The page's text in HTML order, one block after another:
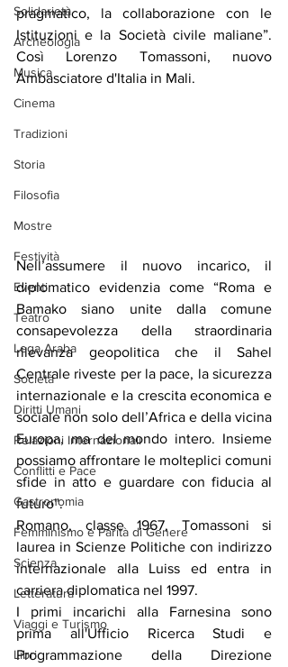
Solidarietà
Archeologia
Musica
Cinema
Tradizioni
Storia
Filosofia
Mostre
Festività
Eventi
Teatro
Lega Araba
Società
Diritti Umani
Relazioni Internazionali
Conflitti e Pace
Gastronomia
Femminismo e Parità di Genere
Scienza
Letteratura
Viaggi e Turismo
Libri
pragmatico, la collaborazione con le
Istituzioni e la Società civile maliane”.
Così Lorenzo Tomassoni, nuovo
Ambasciatore d'Italia in Mali.
Nell’assumere il nuovo incarico, il
diplomatico evidenzia come “Roma e
Bamako siano unite dalla comune
consapevolezza della straordinaria
rilevanza geopolitica che il Sahel
Centrale riveste per la pace, la sicurezza
internazionale e la crescita economica e
sociale non solo dell’Africa e della vicina
Europa, ma del mondo intero. Insieme
possiamo affrontare le molteplici comuni
sfide in atto e guardare con fiducia al
futuro”.
Romano, classe 1967, Tomassoni si
laurea in Scienze Politiche con indirizzo
internazionale alla Luiss ed entra in
carriera diplomatica nel 1997.
I primi incarichi alla Farnesina sono
prima all'Ufficio Ricerca Studi e
Programmazione della Direzione